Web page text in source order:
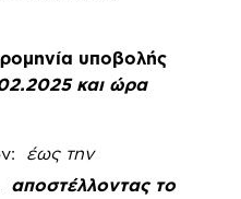
υποβολής
και ώρα
έως την
αποστέλλοντας το